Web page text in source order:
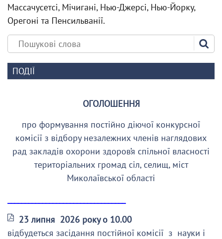
Массачусетсі, Мічигані, Нью-Джерсі, Нью-Йорку,
Орегоні та Пенсильванії.
ПОДІЇ
ОГОЛОШЕННЯ
про формування постійно діючої конкурсної
комісії з відбору незалежних членів наглядових
рад закладів охорони здоров’я спільної власності
територіальних громад сіл, селищ, міст
Миколаївської області
23 липня 2026 року о 10.00
відбудеться засідання постійної комісії з науки і